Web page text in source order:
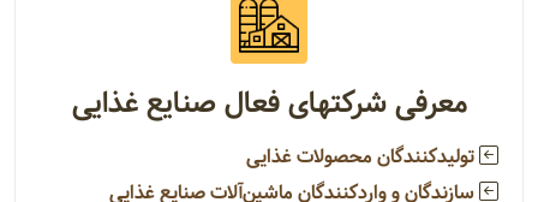
معرفی شرکتهای فعال صنایع غذایی
تولیدکنندگان محصولات غذایی
سازندگان و واردکنندگان ماشین‌آلات صنایع غذایی